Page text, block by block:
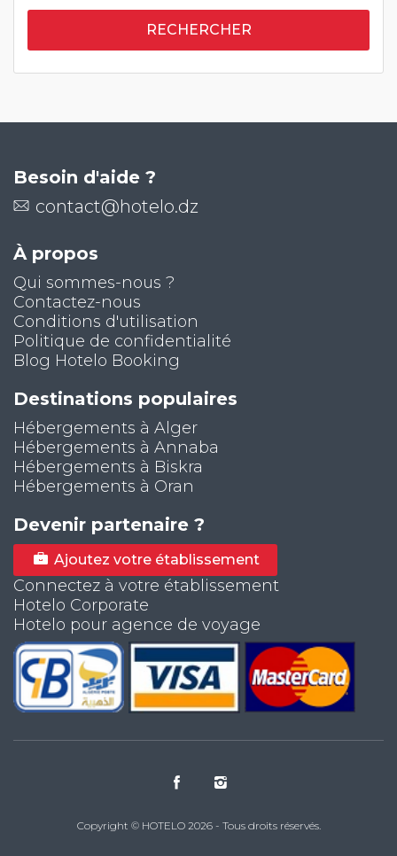
Besoin d'aide ?
contact@hotelo.dz
À propos
Qui sommes-nous ?
Contactez-nous
Conditions d'utilisation
Politique de confidentialité
Blog Hotelo Booking
Destinations populaires
Hébergements à Alger
Hébergements à Annaba
Hébergements à Biskra
Hébergements à Oran
Devenir partenaire ?
Ajoutez votre établissement
Connectez à votre établissement
Hotelo Corporate
Hotelo pour agence de voyage
Copyright © HOTELO 2026 - Tous droits réservés.